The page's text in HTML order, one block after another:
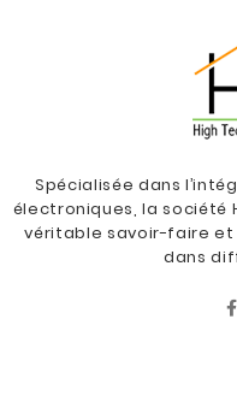
Spécialisée dans
électroniques, la société
véritable savoir-faire
dans